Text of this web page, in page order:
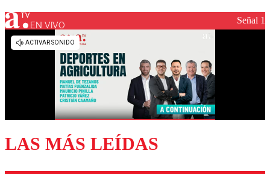
Los comentarios son moderados para garantizar un
EN VIVO Señal 1
LAS MÁS LEÍDAS